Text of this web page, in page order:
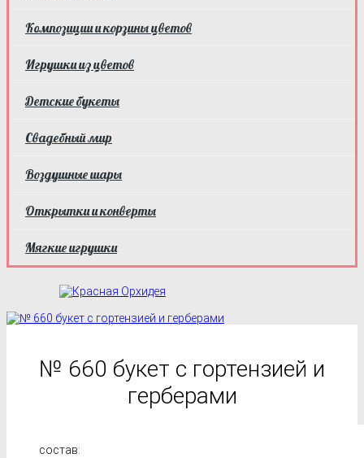
Композиции и корзины цветов
Игрушки из цветов
Детские букеты
Свадебный мир
Воздушные шары
Открытки и конверты
Мягкие игрушки
№ 660 букет с гортензией и
герберами
состав: